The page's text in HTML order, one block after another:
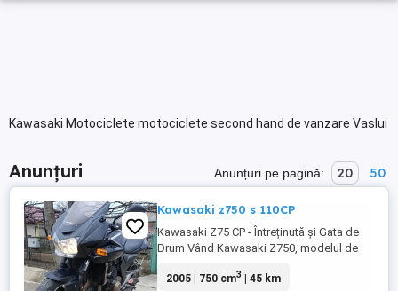
Kawasaki Motociclete motociclete second hand de vanzare Vaslui
Anunțuri Anunțuri pe pagină: 20 50
Kawasaki z750 s 110CP
Kawasaki Z75 CP - Întreținută și Gata de
Drum Vând Kawasaki Z750, modelul de
fiabilitate și manevrabilitate. Motocicleta a
2005 | 750 cm3 | 45 km